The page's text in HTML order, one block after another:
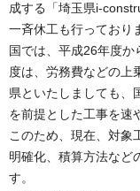
成する「埼玉県i-
一斉休工も行っており
国では、平成26年度
度は、労務費などの上
県といたしましても、
を前提とした工事を速
このため、現在、対象
明確化、積算方法など
す。